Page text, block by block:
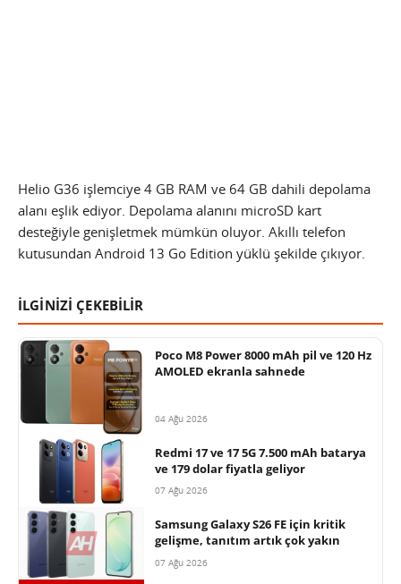
Helio G36 işlemciye 4 GB RAM ve 64 GB dahili depolama
alanı eşlik ediyor. Depolama alanını microSD kart
desteğiyle genişletmek mümkün oluyor. Akıllı telefon
kutusundan Android 13 Go Edition yüklü şekilde çıkıyor.
İLGİNİZİ ÇEKEBİLİR
Poco M8 Power 8000 mAh pil ve 120 Hz
AMOLED ekranla sahnede
04 Ağu 2026
Redmi 17 ve 17 5G 7.500 mAh batarya
ve 179 dolar fiyatla geliyor
07 Ağu 2026
Samsung Galaxy S26 FE için kritik
gelişme, tanıtım artık çok yakın
07 Ağu 2026